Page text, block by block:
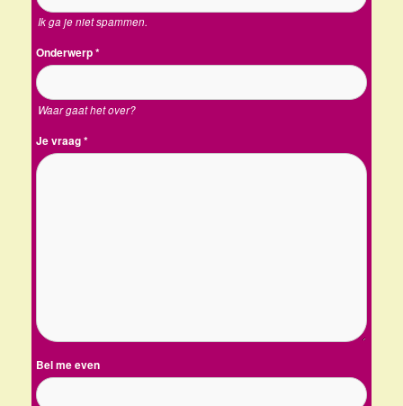
Ik ga je niet spammen.
Onderwerp*
Waar gaat het over?
Je vraag*
Bel me even